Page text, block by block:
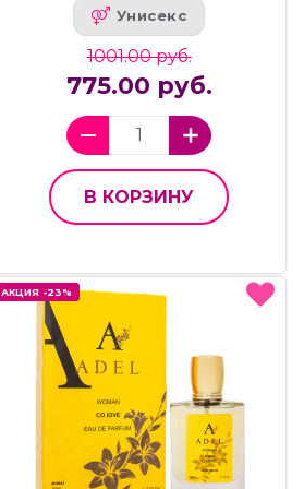
Унисекс
1001.00 руб.
775.00 руб.
В КОРЗИНУ
АКЦИЯ -23%
АКЦИЯ -23%